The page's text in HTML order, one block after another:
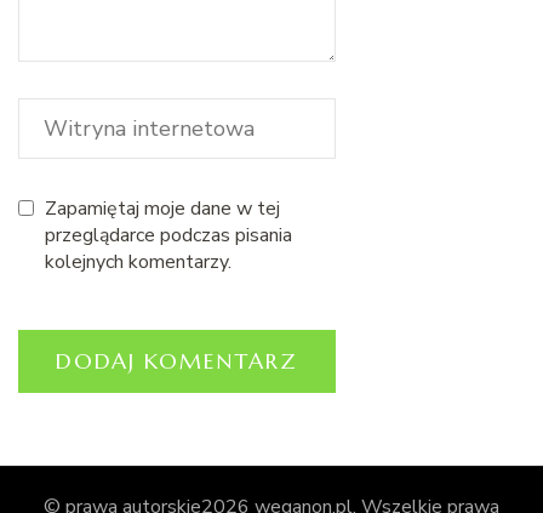
Zapamiętaj moje dane w tej
przeglądarce podczas pisania
kolejnych komentarzy.
© prawa autorskie2026 weganon.pl. Wszelkie prawa